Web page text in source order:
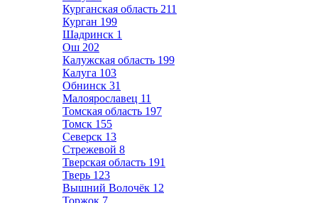
Курганская область 211
Курган 199
Шадринск 1
Ош 202
Калужская область 199
Калуга 103
Обнинск 31
Малоярославец 11
Томская область 197
Томск 155
Северск 13
Стрежевой 8
Тверская область 191
Тверь 123
Вышний Волочёк 12
Торжок 7